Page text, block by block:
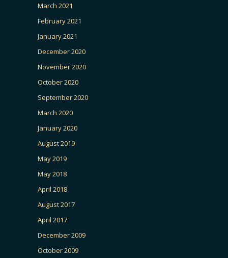
March 2021
February 2021
January 2021
December 2020
November 2020
October 2020
September 2020
March 2020
January 2020
August 2019
May 2019
May 2018
April 2018
August 2017
April 2017
December 2009
October 2009